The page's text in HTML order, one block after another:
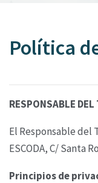
Política
RESPONSABLE
El Responsable del
ESCODA,C/ Santa
Principios de